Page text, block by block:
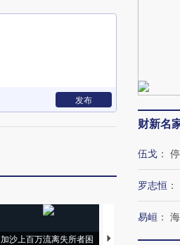
发布
加沙上百万流离失所者困
视线｜HYROX的
财新名
伍戈 ：
罗志恒 ：
易峘 ：